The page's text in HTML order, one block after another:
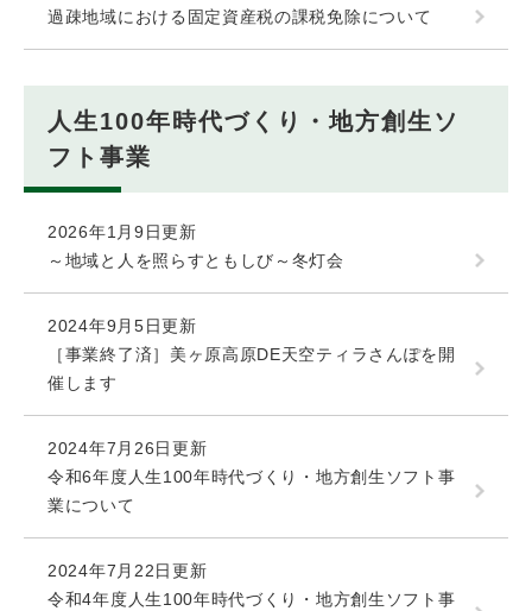
過疎地域における固定資産税の課税免除について
人生100年時代づくり・地方創生ソ
フト事業
2026年1月9日更新
～地域と人を照らすともしび～冬灯会
2024年9月5日更新
［事業終了済］美ヶ原高原DE天空ティラさんぽを開
催します
2024年7月26日更新
令和6年度人生100年時代づくり・地方創生ソフト事
業について
2024年7月22日更新
令和4年度人生100年時代づくり・地方創生ソフト事